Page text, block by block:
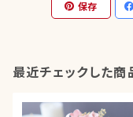
保存
最近チェックした商